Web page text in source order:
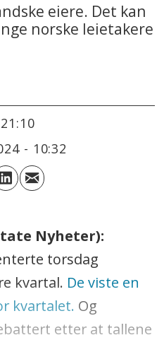
eiere. Det kan
norske leietakere
- 10:32
Nyheter):
torsdag
kvartal. De viste en
kvartalet. Og
etter at tallene